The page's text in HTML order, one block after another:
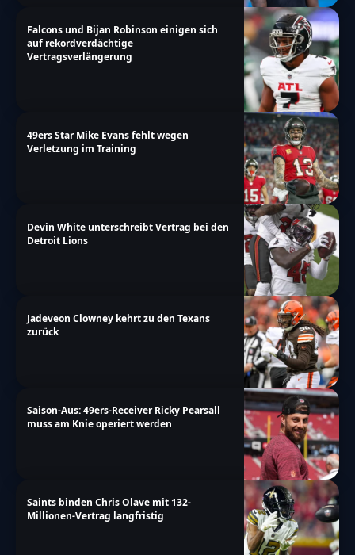
Falcons und Bijan Robinson einigen sich
auf rekordverdächtige
Vertragsverlängerung
49ers Star Mike Evans fehlt wegen
Verletzung im Training
Devin White unterschreibt Vertrag bei den
Detroit Lions
Jadeveon Clowney kehrt zu den Texans
zurück
Saison-Aus: 49ers-Receiver Ricky Pearsall
muss am Knie operiert werden
Saints binden Chris Olave mit 132-
Millionen-Vertrag langfristig